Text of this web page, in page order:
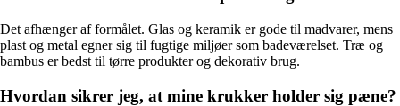
Det afhænger af formålet. Glas og keramik er gode til madvarer, mens
plast og metal egner sig til fugtige miljøer som badeværelset. Træ og
bambus er bedst til tørre produkter og dekorativ brug.
Hvordan sikrer jeg, at mine krukker holder sig pæne?